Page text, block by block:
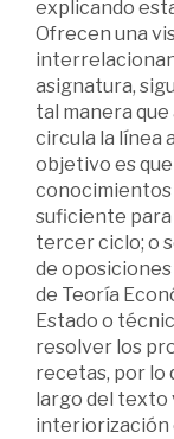
explicando
Ofrecen una
asignatura,
tal manera
circula la línea
objetivo es
conocimientos
suficiente para
tercer ciclo; o
de
de Teoría
Estado o
resolver los
recetas, por lo
largo del texto
interiorización